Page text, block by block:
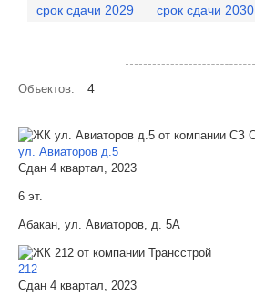
срок сдачи 2029
срок сдачи 2030
Объектов: 4
ул. Авиаторов д.5
Сдан 4 квартал, 2023
6 эт.
Абакан, ул. Авиаторов, д. 5А
212
Сдан 4 квартал, 2023